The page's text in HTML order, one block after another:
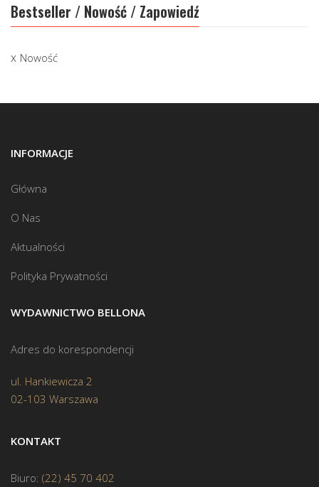
Bestseller / Nowość / Zapowiedź
Nowość
INFORMACJE
Główna
O Nas
Aktualności
Polityka Prywatności
WYDAWNICTWO BELLONA
Adres do korespondencji
ul. Hankiewicza 2
02-103 Warszawa
KONTAKT
Biuro: (22) 45 70 402